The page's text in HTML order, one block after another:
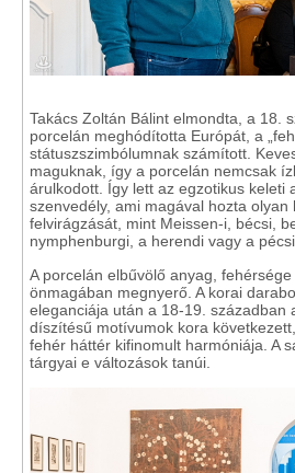
Takács Zoltán Bálint elmondta, a 18.
porcelán meghódította Európát, a
státuszszimbólumnak számított.
maguknak, így a porcelán nemcsak
árulkodott. Így lett az egzotikus keleti
szenvedély, ami magával hozta
felvirágzását, mint Meissen-i, bécsi,
nymphenburgi, a herendi vagy a
A porcelán elbűvölő anyag,
önmagában megnyerő. A korai
eleganciája után a 18-19. században
díszítésű motívumok kora
fehér háttér kifinomult harmóniája. A
tárgyai e változások tanúi.